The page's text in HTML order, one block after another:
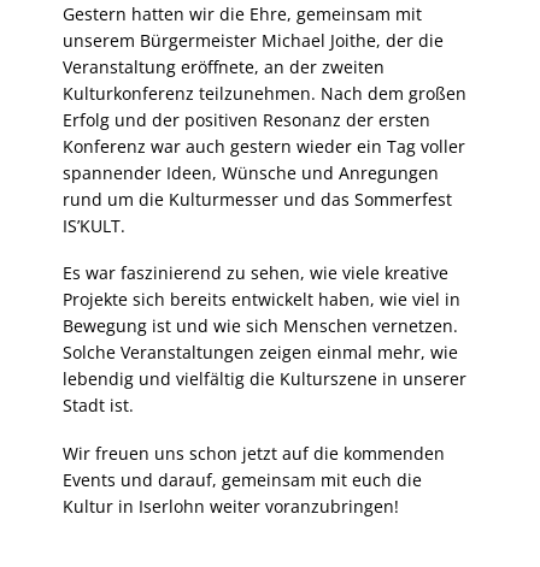
Gestern hatten wir die Ehre, gemeinsam mit
unserem Bürgermeister Michael Joithe, der die
Veranstaltung eröffnete, an der zweiten
Kulturkonferenz teilzunehmen. Nach dem großen
Erfolg und der positiven Resonanz der ersten
Konferenz war auch gestern wieder ein Tag voller
spannender Ideen, Wünsche und Anregungen
rund um die Kulturmesser und das Sommerfest
IS’KULT.
Es war faszinierend zu sehen, wie viele kreative
Projekte sich bereits entwickelt haben, wie viel in
Bewegung ist und wie sich Menschen vernetzen.
Solche Veranstaltungen zeigen einmal mehr, wie
lebendig und vielfältig die Kulturszene in unserer
Stadt ist.
Wir freuen uns schon jetzt auf die kommenden
Events und darauf, gemeinsam mit euch die
Kultur in Iserlohn weiter voranzubringen!